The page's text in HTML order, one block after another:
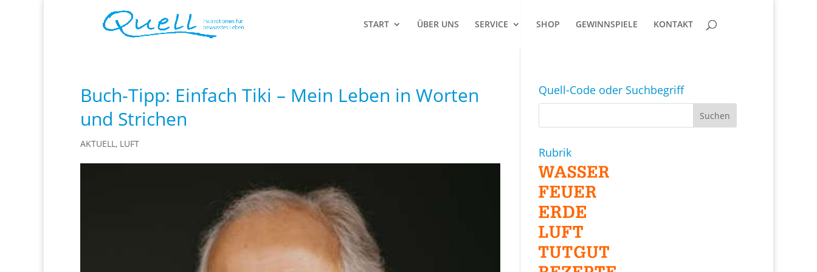
START ÜBER UNS SERVICE SHOP GEWINNSPIELE KONTAKT
Buch-Tipp: Einfach Tiki – Mein Leben in Worten
und Strichen
AKTUELL, LUFT
Quell-Code oder Suchbegriff
Rubrik